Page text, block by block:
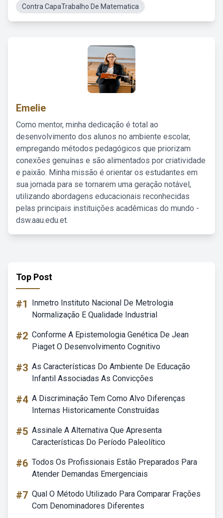
Contra CapaTrabalho De Matematica
Emelie
Como mentor, minha dedicação é total ao
desenvolvimento dos alunos no ambiente escolar,
empregando métodos pedagógicos que priorizam
conexões genuínas e são alimentados por criatividade
e paixão. Minha missão é orientar os estudantes em
sua jornada para se tornarem uma geração notável,
utilizando abordagens educacionais reconhecidas
pelas principais instituições acadêmicas do mundo -
dsw.aau.edu.et.
Top Post
#1
Inmetro Instituto Nacional De Metrologia
Normalização E Qualidade Industrial
#2 Conforme A Epistemologia Genética De Jean
Piaget O Desenvolvimento Cognitivo
#3 As Características Do Ambiente De Educação
Infantil Associadas As Convicções
#4 A Discriminação Tem Como Alvo Diferenças
Internas Historicamente Construídas
#5 Assinale A Alternativa Que Apresenta
Características Do Período Paleolítico
#6 Todos Os Profissionais Estão Preparados Para
Atender Demandas Emergenciais
#7 Qual O Método Utilizado Para Comparar Frações
Com Denominadores Diferentes